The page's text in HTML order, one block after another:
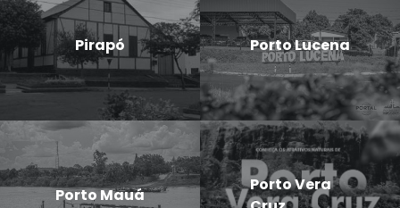
Pirapó Porto Lucena
Porto Mauá
Porto Vera